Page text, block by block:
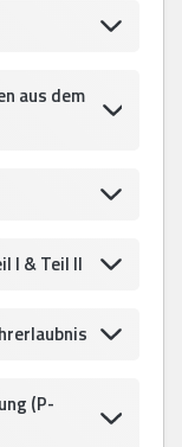
aus dem
I & Teil II
(P-